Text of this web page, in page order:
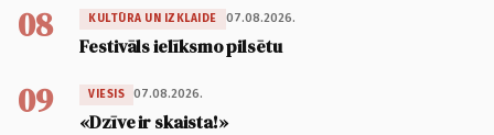
08 KULTŪRA UN IZKLAIDE 07.08.2026.
Festivāls ielīksmo pilsētu
09 VIESIS 07.08.2026.
«Dzīve ir skaista!»